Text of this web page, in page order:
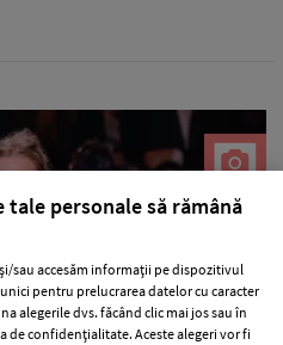
tale personale să rămână
sau accesăm informații pe dispozitivul
pentru prelucrarea datelor cu caracter
alegerile dvs. făcând clic mai jos sau în
de confidențialitate. Aceste alegeri vor fi